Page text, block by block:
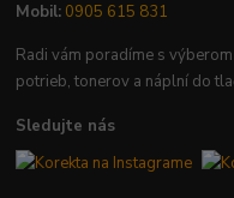
Mobil: 0905 615 831
Radi vám poradíme s
potrieb, tonerov a náplní do
Sledujte nás